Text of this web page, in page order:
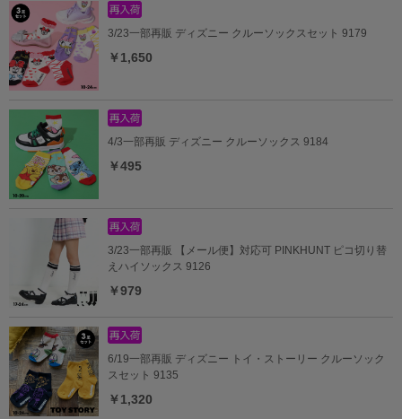
3/23一部再販 ディズニー クルーソックスセット 9179
￥1,650
4/3一部再販 ディズニー クルーソックス 9184
￥495
3/23一部再販 【メール便】対応可 PINKHUNT ピコ切り替
えハイソックス 9126
￥979
6/19一部再販 ディズニー トイ・ストーリー クルーソック
スセット 9135
￥1,320